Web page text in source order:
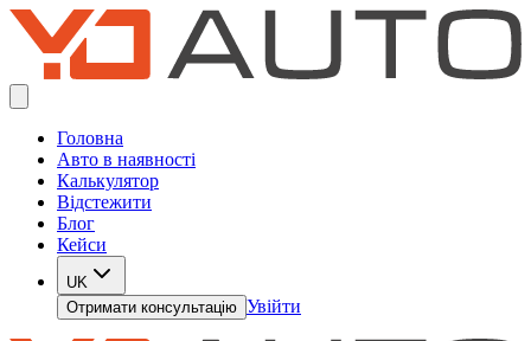
Головна
Авто в наявності
Калькулятор
Відстежити
Блог
Кейси
UK
Отримати консультацію Увійти